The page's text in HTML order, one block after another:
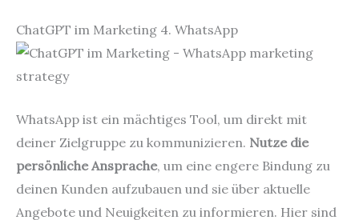
ChatGPT im Marketing 4. WhatsApp
WhatsApp ist ein mächtiges Tool, um direkt mit
deiner Zielgruppe zu kommunizieren. Nutze die
persönliche Ansprache, um eine engere Bindung zu
deinen Kunden aufzubauen und sie über aktuelle
Angebote und Neuigkeiten zu informieren. Hier sind